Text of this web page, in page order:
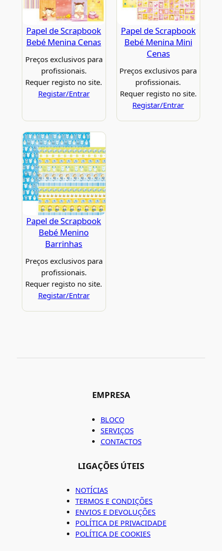
Papel de Scrapbook
Bebé Menina Cenas
Preços exclusivos para
profissionais.
Requer registo no site.
Registar/Entrar
Papel de Scrapbook
Bebé Menina Mini
Cenas
Preços exclusivos para
profissionais.
Requer registo no site.
Registar/Entrar
Papel de Scrapbook
Bebé Menino
Barrinhas
Preços exclusivos para
profissionais.
Requer registo no site.
Registar/Entrar
EMPRESA
BLOCO
SERVIÇOS
CONTACTOS
LIGAÇÕES ÚTEIS
NOTÍCIAS
TERMOS E CONDIÇÕES
ENVIOS E DEVOLUÇÕES
POLÍTICA DE PRIVACIDADE
POLÍTICA DE COOKIES